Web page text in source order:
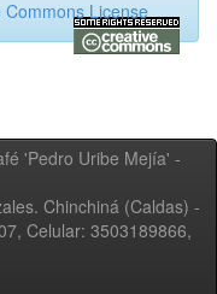
Commons License
'Pedro Uribe Mejía' -
Chinchiná (Caldas) -
Celular: 3503189866,